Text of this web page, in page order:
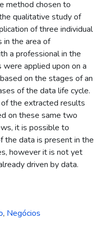
method chosen to
qualitative study of
of three individual
the area of
a professional in the
applied upon on a
on the stages of an
of the data life cycle.
the extracted results
on these same two
it is possible to
the data is present in the
however it is not yet
driven by data.
, Negócios